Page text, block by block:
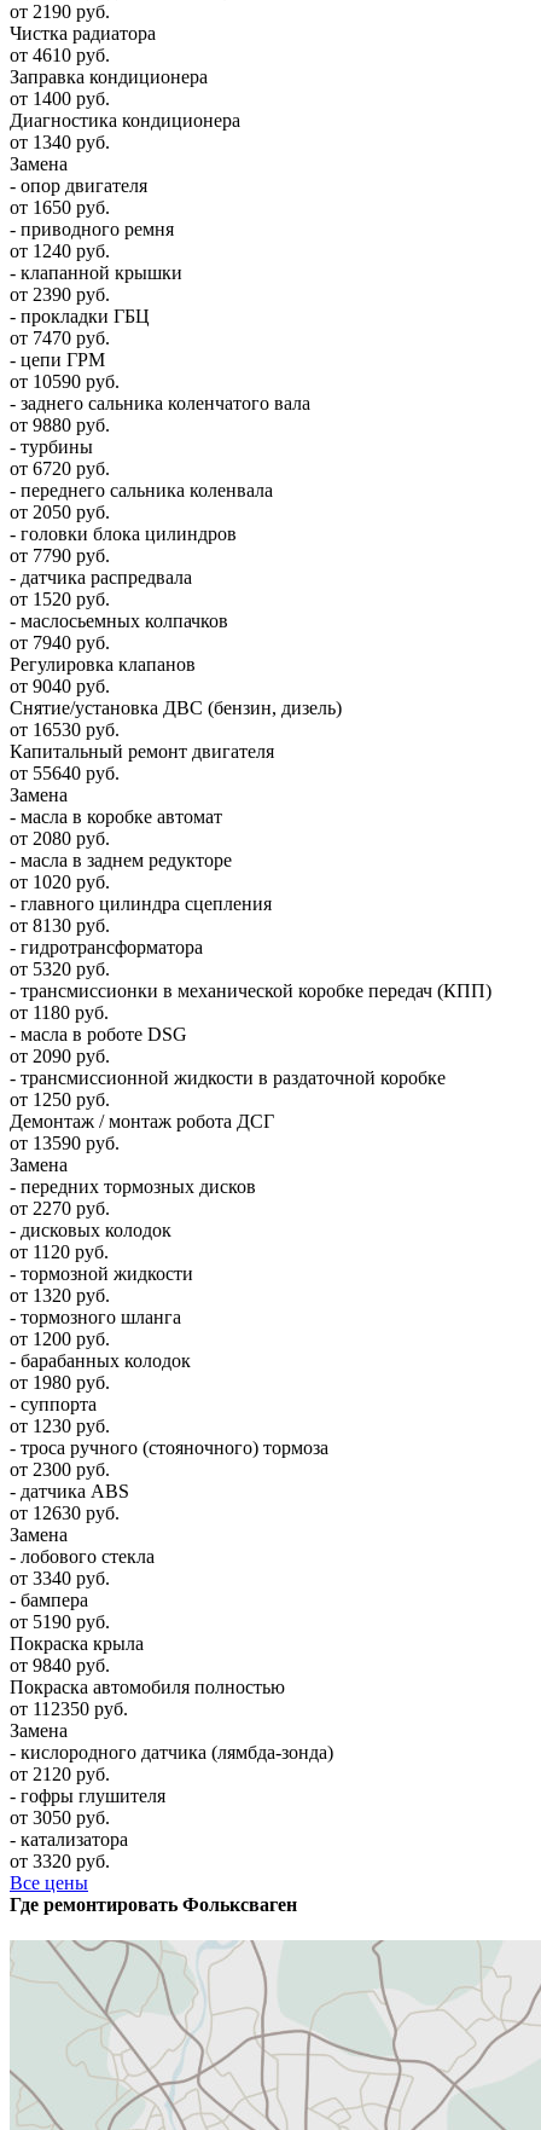
от 2190 руб.
Чистка радиатора
от 4610 руб.
Заправка кондиционера
от 1400 руб.
Диагностика кондиционера
от 1340 руб.
Замена
- опор двигателя
от 1650 руб.
- приводного ремня
от 1240 руб.
- клапанной крышки
от 2390 руб.
- прокладки ГБЦ
от 7470 руб.
- цепи ГРМ
от 10590 руб.
- заднего сальника коленчатого вала
от 9880 руб.
- турбины
от 6720 руб.
- переднего сальника коленвала
от 2050 руб.
- головки блока цилиндров
от 7790 руб.
- датчика распредвала
от 1520 руб.
- маслосьемных колпачков
от 7940 руб.
Регулировка клапанов
от 9040 руб.
Снятие/установка ДВС (бензин, дизель)
от 16530 руб.
Капитальный ремонт двигателя
от 55640 руб.
Замена
- масла в коробке автомат
от 2080 руб.
- масла в заднем редукторе
от 1020 руб.
- главного цилиндра сцепления
от 8130 руб.
- гидротрансформатора
от 5320 руб.
- трансмиссионки в механической коробке передач (КПП)
от 1180 руб.
- масла в роботе DSG
от 2090 руб.
- трансмиссионной жидкости в раздаточной коробке
от 1250 руб.
Демонтаж / монтаж робота ДСГ
от 13590 руб.
Замена
- передних тормозных дисков
от 2270 руб.
- дисковых колодок
от 1120 руб.
- тормозной жидкости
от 1320 руб.
- тормозного шланга
от 1200 руб.
- барабанных колодок
от 1980 руб.
- суппорта
от 1230 руб.
- троса ручного (стояночного) тормоза
от 2300 руб.
- датчика ABS
от 12630 руб.
Замена
- лобового стекла
от 3340 руб.
- бампера
от 5190 руб.
Покраска крыла
от 9840 руб.
Покраска автомобиля полностью
от 112350 руб.
Замена
- кислородного датчика (лямбда-зонда)
от 2120 руб.
- гофры глушителя
от 3050 руб.
- катализатора
от 3320 руб.
Все цены
Где ремонтировать Фолькcваген